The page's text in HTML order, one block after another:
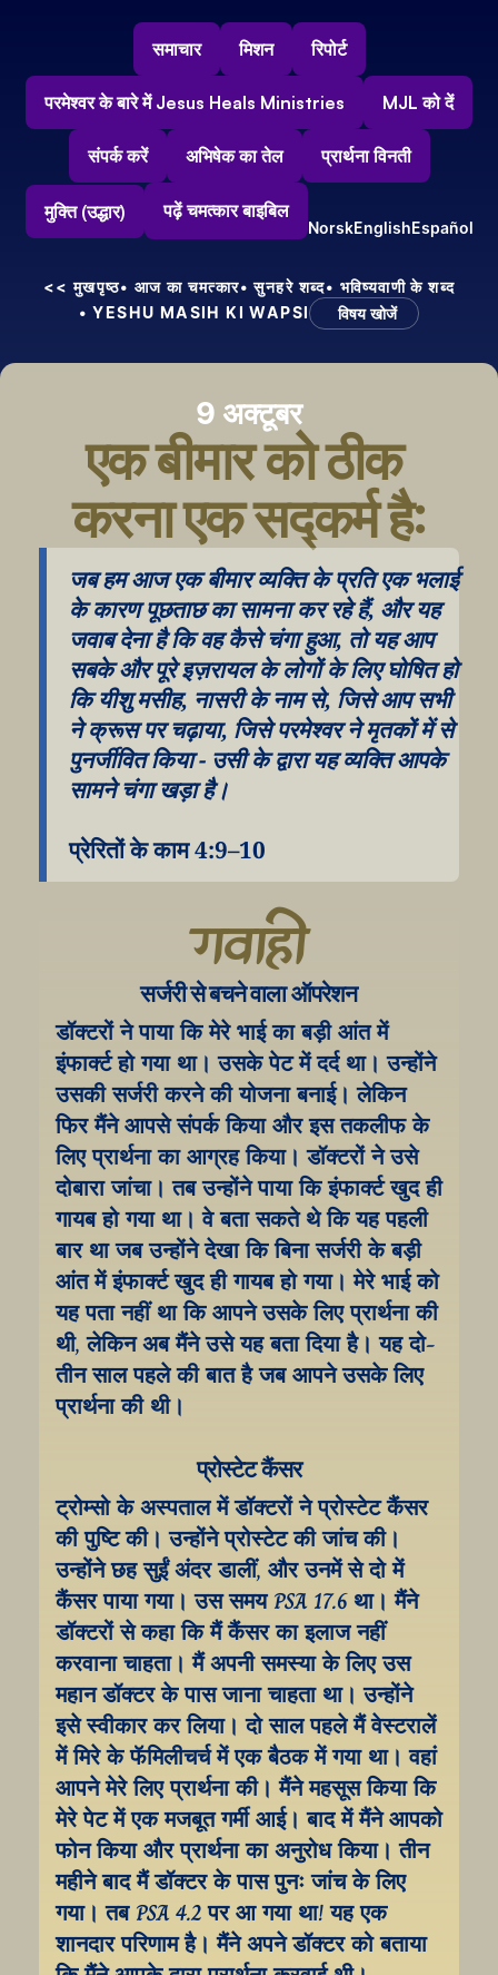
समाचार मिशन रिपोर्ट
परमेश्वर के बारे में Jesus Heals Ministries MJL को दें
संपर्क करें अभिषेक का तेल प्रार्थना विनती
मुक्ति (उद्धार) पढ़ें चमत्कार बाइबिल
NorskEnglishEspañol
<< मुखपृष्ठ• आज का चमत्कार• सुनहरे शब्द• भविष्यवाणी के शब्द
• YESHU MASIH KI WAPSI
विषय खोजें
9 अक्टूबर
एक बीमार को ठीक
करना एक सद्कर्म है:
जब हम आज एक बीमार व्यक्ति के प्रति एक भलाई
के कारण पूछताछ का सामना कर रहे हैं, और यह
जवाब देना है कि वह कैसे चंगा हुआ, तो यह आप
सबके और पूरे इज़रायल के लोगों के लिए घोषित हो
कि यीशु मसीह, नासरी के नाम से, जिसे आप सभी
ने क्रूस पर चढ़ाया, जिसे परमेश्वर ने मृतकों में से
पुनर्जीवित किया - उसी के द्वारा यह व्यक्ति आपके
सामने चंगा खड़ा है।
प्रेरितों के काम 4:9–10
गवाही
सर्जरी से बचने वाला ऑपरेशन
डॉक्टरों ने पाया कि मेरे भाई का बड़ी आंत में
इंफार्क्ट हो गया था। उसके पेट में दर्द था। उन्होंने
उसकी सर्जरी करने की योजना बनाई। लेकिन
फिर मैंने आपसे संपर्क किया और इस तकलीफ के
लिए प्रार्थना का आग्रह किया। डॉक्टरों ने उसे
दोबारा जांचा। तब उन्होंने पाया कि इंफार्क्ट खुद ही
गायब हो गया था। वे बता सकते थे कि यह पहली
बार था जब उन्होंने देखा कि बिना सर्जरी के बड़ी
आंत में इंफार्क्ट खुद ही गायब हो गया। मेरे भाई को
यह पता नहीं था कि आपने उसके लिए प्रार्थना की
थी, लेकिन अब मैंने उसे यह बता दिया है। यह दो-
तीन साल पहले की बात है जब आपने उसके लिए
प्रार्थना की थी।
प्रोस्टेट कैंसर
ट्रोम्सो के अस्पताल में डॉक्टरों ने प्रोस्टेट कैंसर
की पुष्टि की। उन्होंने प्रोस्टेट की जांच की।
उन्होंने छह सुईं अंदर डालीं, और उनमें से दो में
कैंसर पाया गया। उस समय PSA 17.6 था। मैंने
डॉक्टरों से कहा कि मैं कैंसर का इलाज नहीं
करवाना चाहता। मैं अपनी समस्या के लिए उस
महान डॉक्टर के पास जाना चाहता था। उन्होंने
इसे स्वीकार कर लिया। दो साल पहले मैं वेस्टरालें
में मिरे के फॅमिलीचर्च में एक बैठक में गया था। वहां
आपने मेरे लिए प्रार्थना की। मैंने महसूस किया कि
मेरे पेट में एक मजबूत गर्मी आई। बाद में मैंने आपको
फोन किया और प्रार्थना का अनुरोध किया। तीन
महीने बाद मैं डॉक्टर के पास पुनः जांच के लिए
गया। तब PSA 4.2 पर आ गया था! यह एक
शानदार परिणाम है। मैंने अपने डॉक्टर को बताया